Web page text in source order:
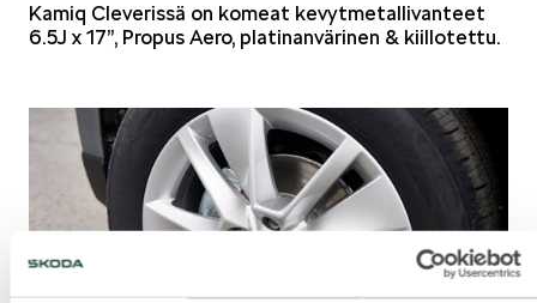
SUPERB
Kamiq Cleverissä on komeat kevytmetallivanteet
6.5J x 17”, Propus Aero, platinanvärinen & kiillotettu.